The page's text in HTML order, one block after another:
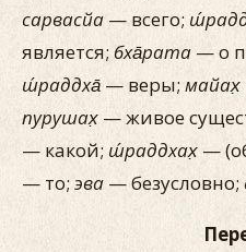
сарвасйа — всего;
является; бха̄рата — о
ш́раддха̄ — веры; майах̣
пурушах̣ — живое
— какой; ш́раддхах̣ —
— то;эва — безусловно;